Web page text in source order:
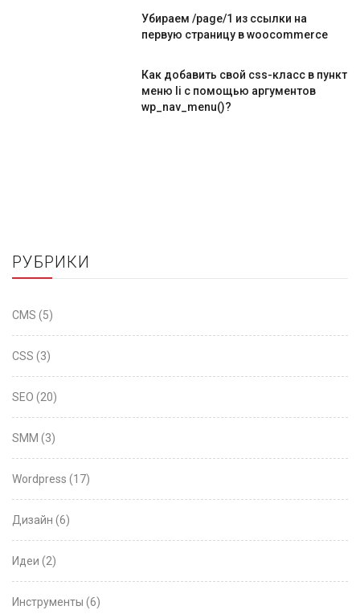
Убираем /page/1 из ссылки на
первую страницу в woocommerce
Как добавить свой css-класс в пункт
меню li с помощью аргументов
wp_nav_menu()?
РУБРИКИ
CMS (5)
CSS (3)
SEO (20)
SMM (3)
Wordpress (17)
Дизайн (6)
Идеи (2)
Инструменты (6)